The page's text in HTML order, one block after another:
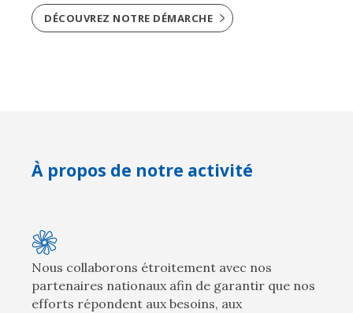
DÉCOUVREZ NOTRE DÉMARCHE
À propos de notre activité
Nous collaborons étroitement avec nos
partenaires nationaux afin de garantir que nos
efforts répondent aux besoins, aux